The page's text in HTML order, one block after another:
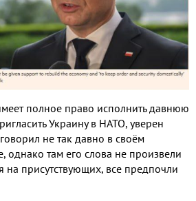
полное право исполнить давнюю
Украину в НАТО, уверен
не так давно в своём
однако там его слова не произвели
на присутствующих, все предпочли